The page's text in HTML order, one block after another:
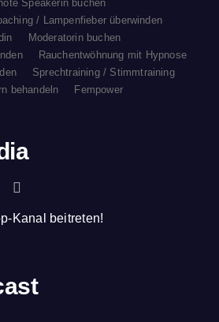
Kanal beitreten!
Speakerin buchen
/ Lampenfieber überwinden
Moderatorin buchen
Rauchentwöhnung mit Hypnose
Sprechtraining / Stimmtraining
behandeln
Fempower